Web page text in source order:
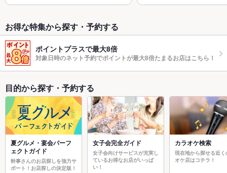
お得な特集から探す・予約する
ポイントプラスで最大8倍
対象日時のネット予約でポイントが最大8倍たまるお店はこちら！
目的から探す・予約する
夏グルメ・宴会パーフ
ェクトガイド
幹事さんのお店探しを強力サ
ポート！お店探しの決定版！
女子会完全ガイド
女子会向けサービスが充実し
ているお得なお店がいっぱ
い！
カラオケ検索
現在地から探せる近く
オケ店はコチラ！